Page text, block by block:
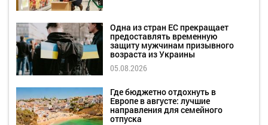
Одна из стран ЕС прекращает
предоставлять временную
защиту мужчинам призывного
возраста из Украины
05.08.2026
Где бюджетно отдохнуть в
Европе в августе: лучшие
направления для семейного
отпуска